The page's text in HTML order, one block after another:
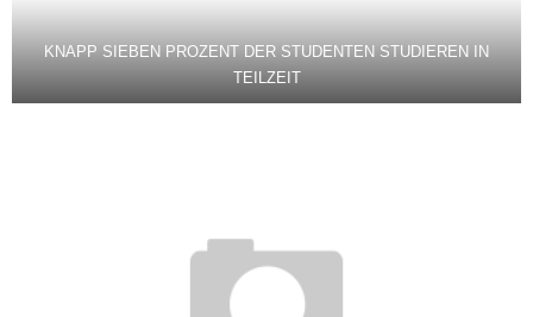
KNAPP SIEBEN PROZENT DER STUDENTEN STUDIEREN IN
TEILZEIT